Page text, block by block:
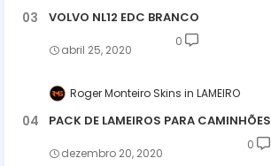
VOLVO NL12 EDC BRANCO
abril 25, 2020
0
Roger Monteiro Skins LAMEIRO
PACK DE LAMEIROS PARA CAMINHÕES
dezembro 20, 2020
0